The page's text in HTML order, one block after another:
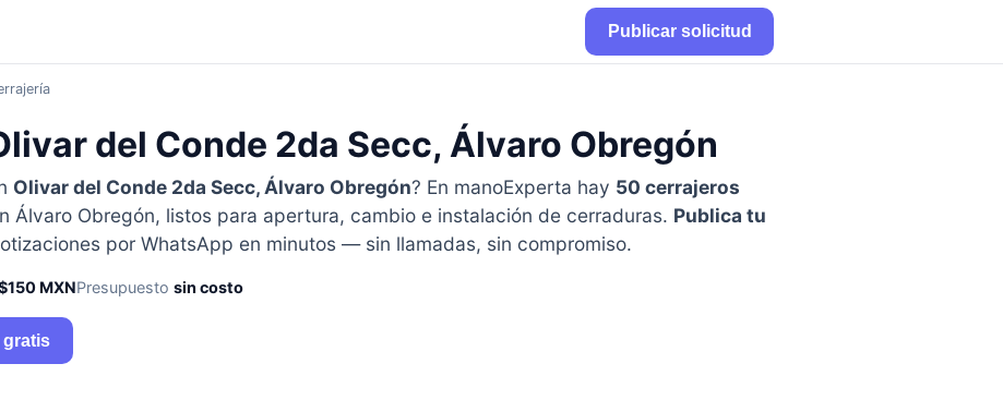
Publicar solicitud
del Conde 2da Secc, Álvaro Obregón
Olivar del Conde 2da Secc, Álvaro Obregón? En manoExperta hay 50 cerrajeros
Álvaro Obregón, listos para apertura, cambio e instalación de cerraduras. Publica tu
por WhatsApp en minutos — sin llamadas, sin compromiso.
MXNPresupuesto sin costo